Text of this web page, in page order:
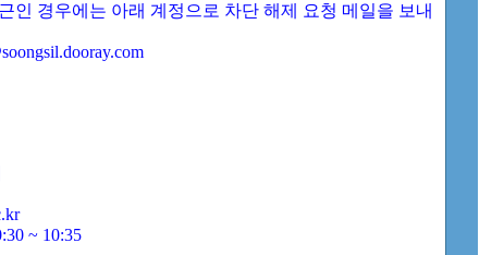
인 경우에는 아래 계정으로 차단 해제 요청 메일을 보내
~ 10:35